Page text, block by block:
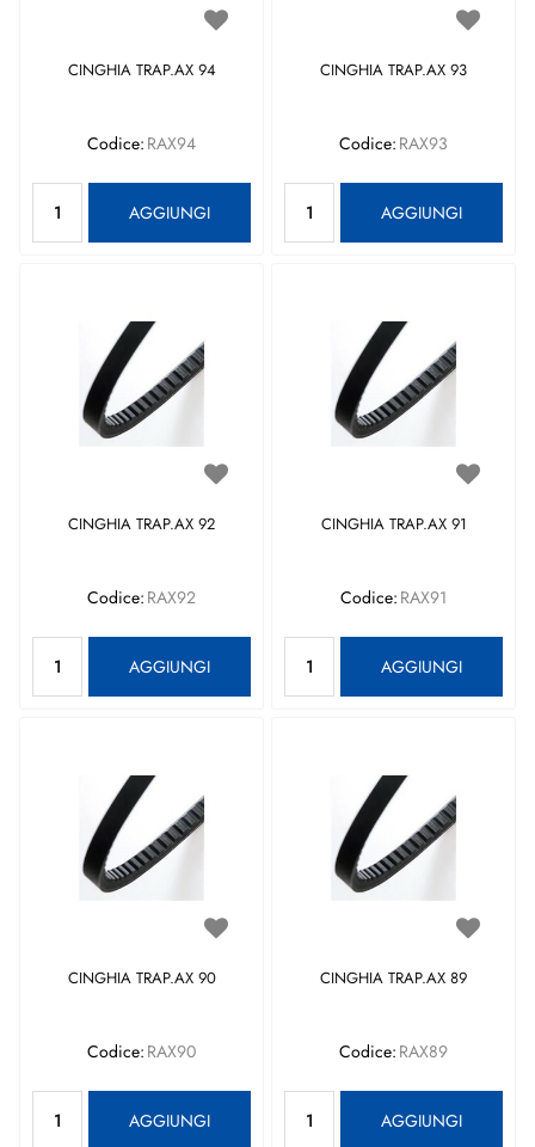
CINGHIA TRAP.AX 94
Codice: RAX94
AGGIUNGI
CINGHIA TRAP.AX 93
Codice: RAX93
AGGIUNGI
CINGHIA TRAP.AX 92
Codice: RAX92
AGGIUNGI
CINGHIA TRAP.AX 91
Codice: RAX91
AGGIUNGI
CINGHIA TRAP.AX 90
Codice: RAX90
AGGIUNGI
CINGHIA TRAP.AX 89
Codice: RAX89
AGGIUNGI